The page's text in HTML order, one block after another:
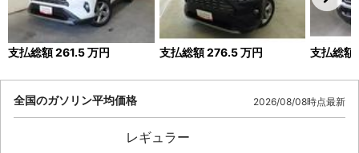
支払総額261.5万円 支払総額276.5万円 支払総額
全国のガソリン平均価格 2026/08/08時点最新
レギュラー